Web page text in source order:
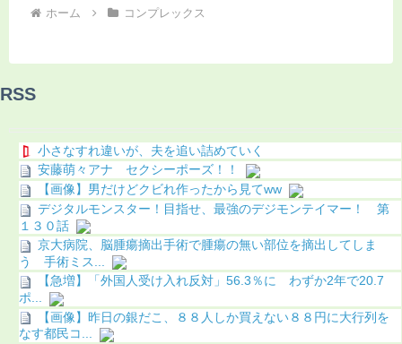
ホーム コンプレックス
RSS
小さなすれ違いが、夫を追い詰めていく
安藤萌々アナ セクシーポーズ！！
【画像】男だけどクビれ作ったから見てww
デジタルモンスター！目指せ、最強のデジモンテイマー！ 第
１３０話
京大病院、脳腫瘍摘出手術で腫瘍の無い部位を摘出してしま
う 手術ミス...
【急増】「外国人受け入れ反対」56.3％に わずか2年で20.7
ポ...
【画像】昨日の銀だこ、８８人しか買えない８８円に大行列を
なす都民コ...